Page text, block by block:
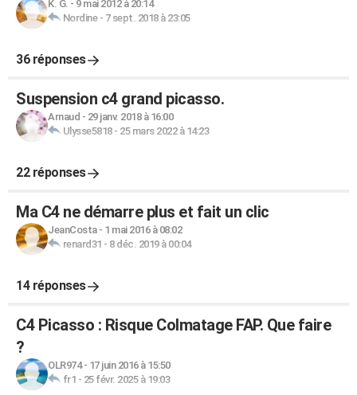
K. G. - 9 mai 2012 à 20:14
Nordine- 7 sept. 2018 à 23:05
36 réponses
Suspension c4 grand picasso.
Arnaud - 29 janv. 2018 à 16:00
Ulysse5818- 25 mars 2022 à 14:23
22 réponses
Ma C4 ne démarre plus et fait un clic
JeanCosta- 1 mai 2016 à 08:02
renard31 - 8 déc. 2019 à 00:04
14 réponses
C4 Picasso : Risque Colmatage FAP. Que faire
?
OLR974- 17 juin 2016 à 15:50
fr1 - 25 févr. 2025 à 19:03